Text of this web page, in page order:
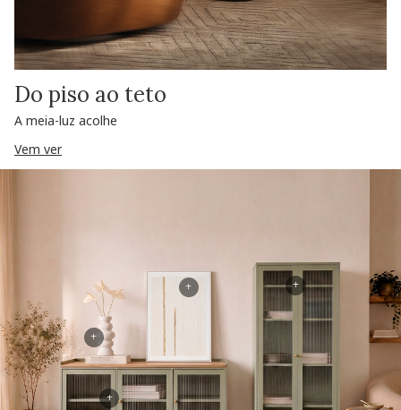
Do piso ao teto
A meia-luz acolhe
Vem ver
+
+
+
+